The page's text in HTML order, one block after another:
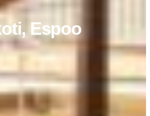
Espoo